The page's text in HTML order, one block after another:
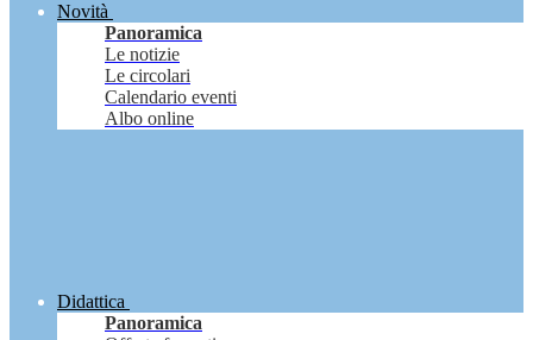
Novità
Panoramica
Le notizie
Le circolari
Calendario eventi
Albo online
Didattica
Panoramica